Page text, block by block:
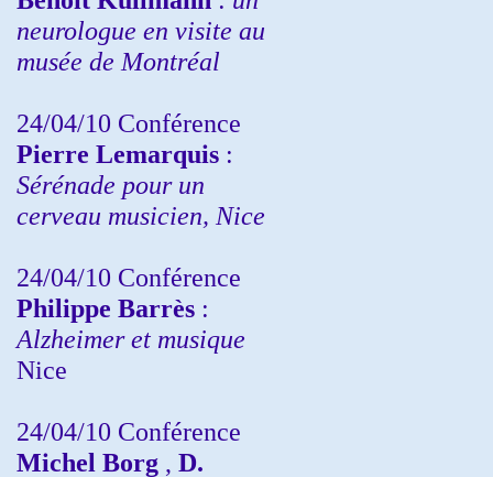
neurologue en visite au
musée de Montréal
24/04/10 Conférence
Pierre Lemarquis :
Sérénade pour un
cerveau musicien, Nice
24/04/10 Conférence
Philippe Barrès :
Alzheimer et musique
Nice
24/04/10 Conférence
Michel Borg , D.